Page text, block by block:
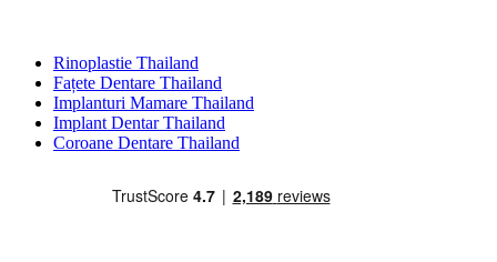
Rinoplastie Thailand
Fațete Dentare Thailand
Implanturi Mamare Thailand
Implant Dentar Thailand
Coroane Dentare Thailand